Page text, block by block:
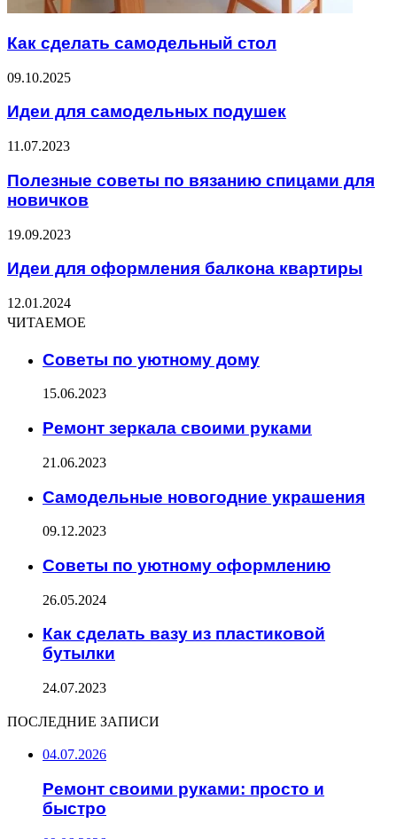
Как сделать самодельный стол
09.10.2025
Идеи для самодельных подушек
11.07.2023
Полезные советы по вязанию спицами для
новичков
19.09.2023
Идеи для оформления балкона квартиры
12.01.2024
ЧИТАЕМОЕ
Советы по уютному дому
15.06.2023
Ремонт зеркала своими руками
21.06.2023
Самодельные новогодние украшения
09.12.2023
Советы по уютному оформлению
26.05.2024
Как сделать вазу из пластиковой
бутылки
24.07.2023
ПОСЛЕДНИЕ ЗАПИСИ
04.07.2026
Ремонт своими руками: просто и
быстро